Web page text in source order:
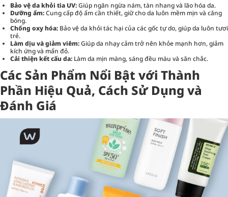
Bảo vệ da khỏi tia UV:Giúp ngăn ngừa nám, tàn nhang và lão hóa da.
Dưỡng ẩm:Cung cấp độ ẩm cần thiết, giữ cho da luôn mềm mịn và căng
bóng.
Chống oxy hóa: Bảo vệ da khỏi tác hại của các gốc tự do, giúp da luôn tươi
trẻ.
Làm dịu và giảm viêm:Giúp da nhạy cảm trở nên khỏe mạnh hơn, giảm
kích ứng và mẩn đỏ.
Cải thiện kết cấu da: Làm da mịn màng, sáng đều màu và săn chắc.
Các Sản Phẩm Nổi Bật với Thành
Phần Hiệu Quả, Cách Sử Dụng và
Đánh Giá